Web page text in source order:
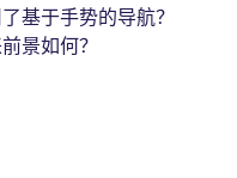
基于手势的导航？
景如何？